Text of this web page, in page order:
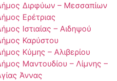
Διρφύων – Μεσσαπίων
Ερέτριας
Ιστιαίας – Αιδηψού
Καρύστου
Κύμης – Αλιβερίου
Μαντουδίου – Λίμνης –
Άννας